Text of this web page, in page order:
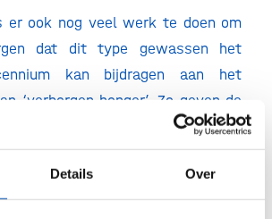
Details Over
er ook nog veel werk te doen om
dat dit type gewassen het
kan bijdragen aan het
‘verborgen honger’. Zo geven de
de aanbeveling mee dat
ontwikkelingslanden, toegang zou
tot dit voedsel. Ook is het
gewassen lokaal geteeld kunnen